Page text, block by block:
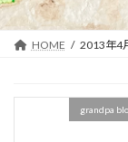
キ
ッ
に
移
HOME 2013年4
grandpa